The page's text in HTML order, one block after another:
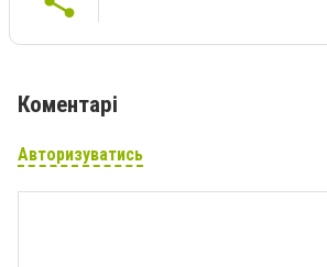
Коментарі
Авторизуватись